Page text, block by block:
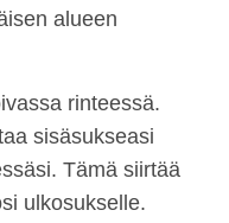
alueen
rinteessä.
sisäsukseasi
Tämä siirtää
ulkosukselle.